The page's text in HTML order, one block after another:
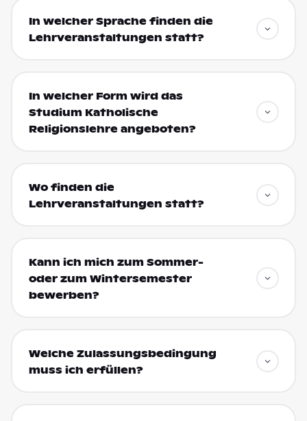
In welcher Sprache finden die
Lehrveranstaltungen statt?
In welcher Form wird das
Studium Katholische
Religionslehre angeboten?
Wo finden die
Lehrveranstaltungen statt?
Kann ich mich zum Sommer-
oder zum Wintersemester
bewerben?
Welche Zulassungsbedingung
muss ich erfüllen?